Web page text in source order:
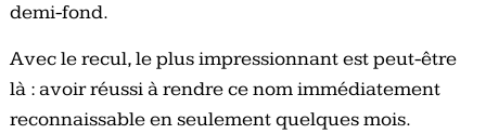
demi-fond.
Avec le recul, le plus impressionnant est peut-être
là : avoir réussi à rendre ce nom immédiatement
reconnaissable en seulement quelques mois.